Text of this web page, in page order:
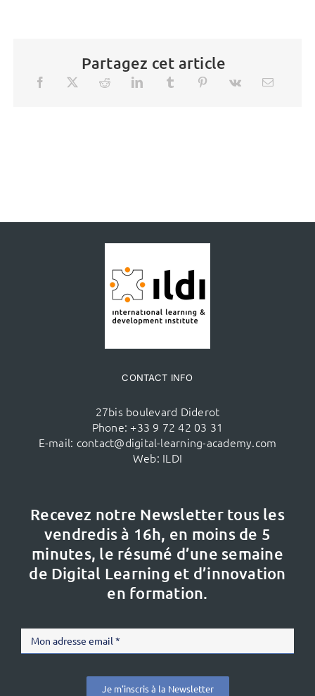
Partagez cet article
CONTACT INFO
27bis boulevard Diderot
Phone: +33 9 72 42 03 31
E-mail: contact@digital-learning-academy.com
Web: ILDI
Recevez notre Newsletter tous les
vendredis à 16h, en moins de 5
minutes, le résumé d’une semaine
de Digital Learning et d’innovation
en formation.
Je m'inscris à la Newsletter